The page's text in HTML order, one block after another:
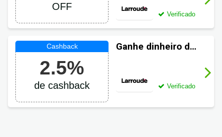
OFF
OFF
Verificado
2.5%
de cashback
Ganhe dinheiro de
Verificado